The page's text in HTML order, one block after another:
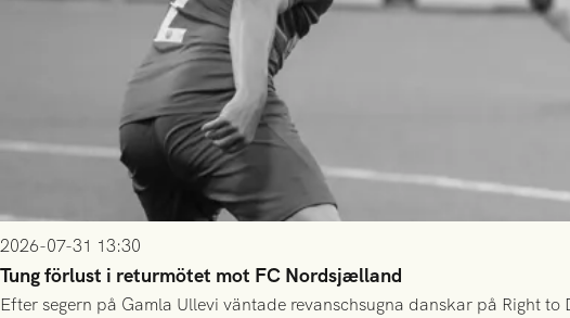
2026-07-31 13:30
Tung förlust i returmötet mot FC Nordsjælland
Efter segern på Gamla Ullevi väntade revanschsugna danskar på Right